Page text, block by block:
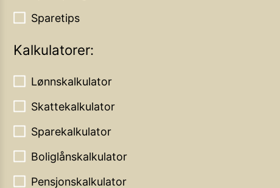
Sparetips
Kalkulatorer:
Lønnskalkulator
Skattekalkulator
Sparekalkulator
Boliglånskalkulator
Pensjonskalkulator